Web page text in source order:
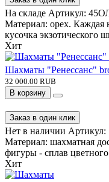
На складе Артикул:
Материал: орех. Каждая
кусочка экзотического
Хит
Шахматы "Ренессанс"
32 000.00 RUB
В корзину
Заказ в один клик
Нет в наличии Артикул:
Материал: шахматная
фигуры - сплав цветного
Хит